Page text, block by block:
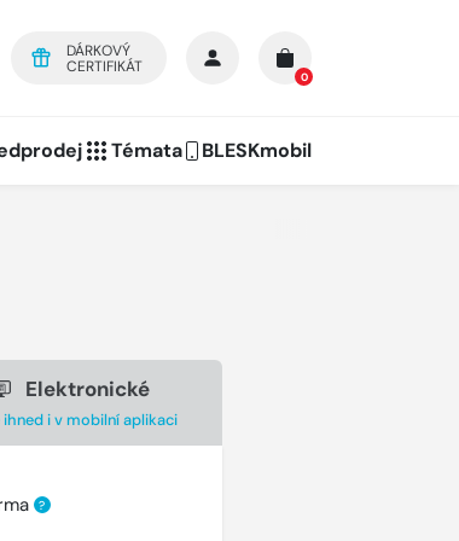
DÁRKOVÝ
CERTIFIKÁT
0
Témata BLESKmobil
Elektronické
i v mobilní aplikaci
?